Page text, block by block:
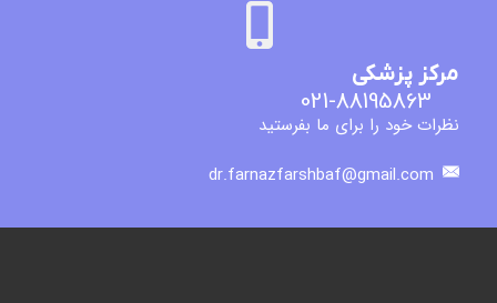
021-88195863
مرکز پزشکی
نظرات خود را برای ما بفرستید
dr.farnazfarshbaf@gmail.com